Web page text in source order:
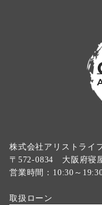
株式会社アリストライ
〒572-0834 大阪府寝
営業時間：10:30～
取扱ローン